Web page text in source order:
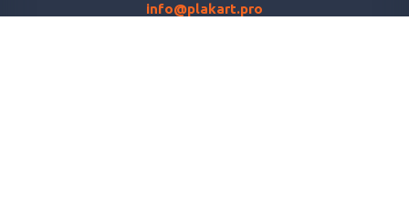
info@plakart.pro